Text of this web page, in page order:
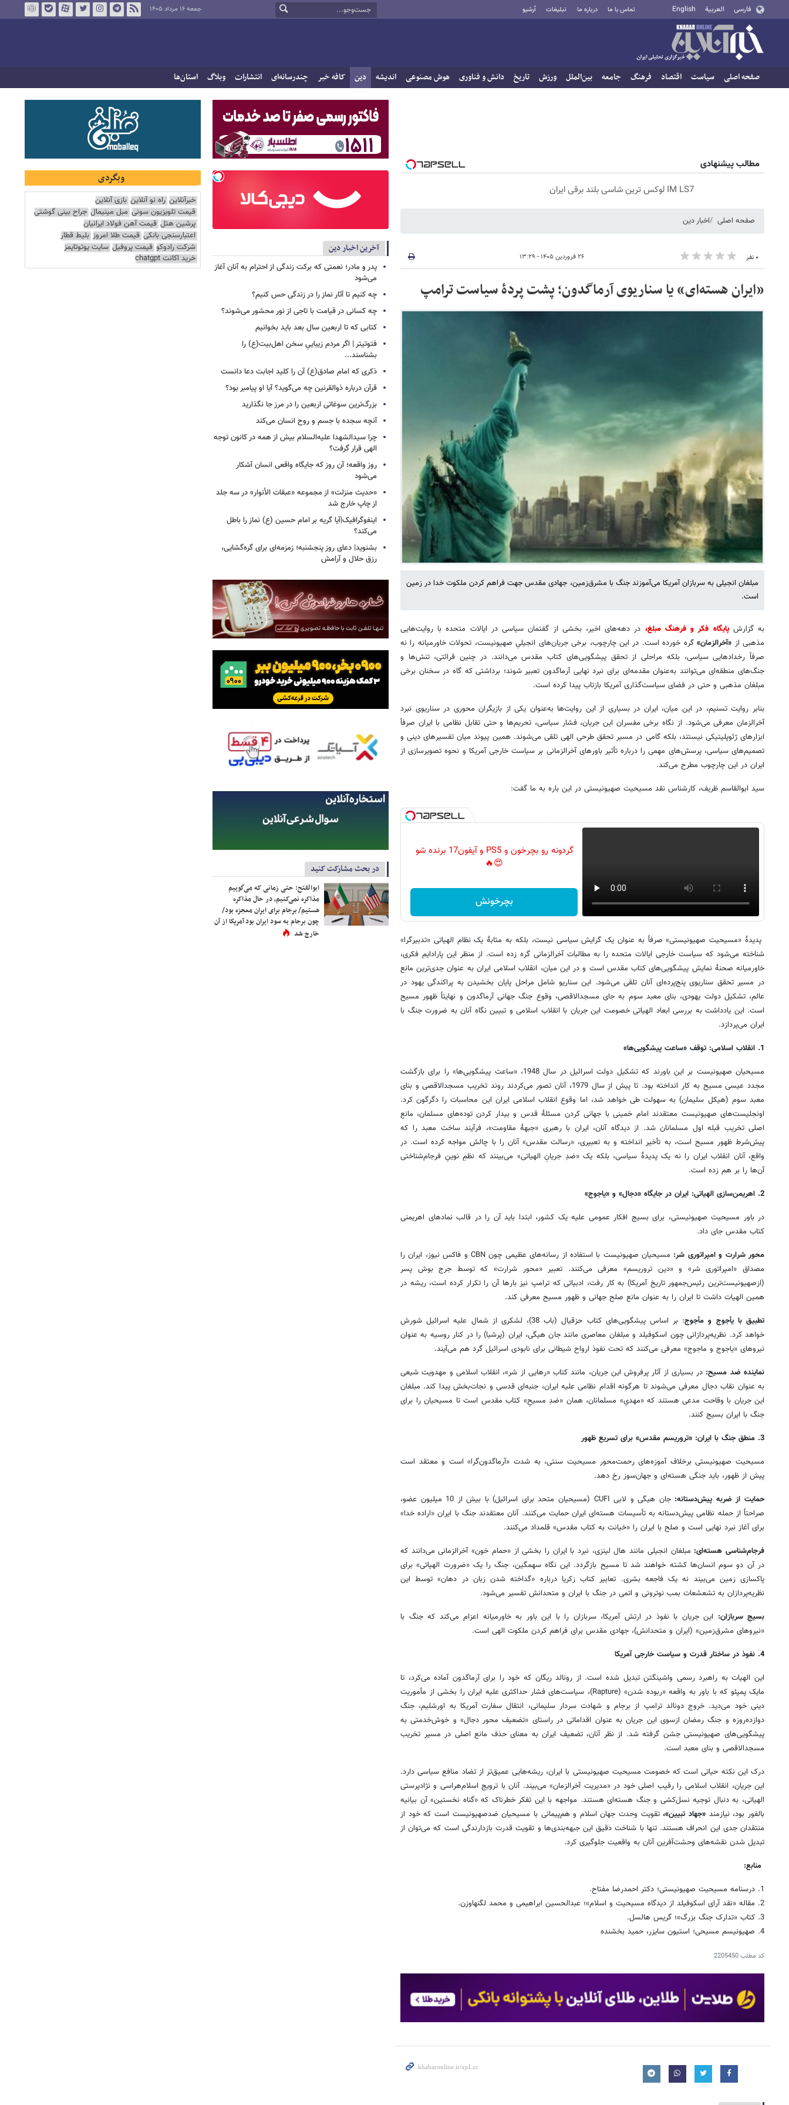
فارسی العربية English تماس با ما درباره ما تبلیغات آرشیو جمعه ۱۶ مرداد ۱۴۰۵
صفحه اصلی سیاست اقتصاد فرهنگ جامعه بین‌الملل ورزش تاریخ دانش و فناوری هوش مصنوعی اندیشه دین کافه خبر چندرسانه‌ای انتشارات وبلاگ استان‌ها
مطالب پیشنهادی
IM LS7 لوکس ترین شاسی بلند برقی ایران
صفحه اصلی اخبار دین
۰ نفر ۲۶ فروردین ۱۴۰۵ - ۱۳:۲۹
«ایران هسته‌ای» یا سناریوی آرماگدون؛ پشت پردۀ سیاست ترامپ
مبلغان انجیلی به سربازان آمریکا می‌آموزند جنگ با مشرق‌زمین، جهادی مقدس جهت فراهم کردن ملکوت خدا در زمین
است.
به گزارش پایگاه فکر و فرهنگ مبلغ، در دهه‌های اخیر، بخشی از گفتمان سیاسی در ایالات متحده با روایت‌هایی
مذهبی از «آخرالزمان»گره خورده است. در این چارچوب، برخی جریان‌های انجیلیِ صهیونیست، تحولات خاورمیانه را نه
صرفاً رخدادهایی سیاسی، بلکه مراحلی از تحقق پیشگویی‌های کتاب مقدس می‌دانند. در چنین قرائتی، تنش‌ها و
جنگ‌های منطقه‌ای می‌توانند به‌عنوان مقدمه‌ای برای نبرد نهایی آرماگدون تعبیر شوند؛ برداشتی که گاه در سخنان برخی
مبلغان مذهبی و حتی در فضای سیاست‌گذاری آمریکا بازتاب پیدا کرده است.
بنابر روایت تسنیم، در این میان، ایران در بسیاری از این روایت‌ها به‌عنوان یکی از بازیگران محوری در سناریوی نبرد
آخرالزمان معرفی می‌شود. از نگاه برخی مفسران این جریان، فشار سیاسی، تحریم‌ها و حتی تقابل نظامی با ایران صرفاً
ابزارهای ژئوپلیتیکی نیستند، بلکه گامی در مسیر تحقق طرحی الهی تلقی می‌شوند. همین پیوند میان تفسیرهای دینی و
تصمیم‌های سیاسی، پرسش‌های مهمی را درباره تأثیر باورهای آخرالزمانی بر سیاست خارجی آمریکا و نحوه تصویرسازی از
ایران در این چارچوب مطرح می‌کند.
سید ابوالقاسم ظریف، کارشناس نقد مسیحیت صهیونیستی در این باره به ما گفت:
گردونه رو بچرخون و PS5 و آیفون17 برنده شو
😍🔥
بچرخونش
پدیدۀ «مسیحیت صهیونیستی» صرفاً به عنوان یک گرایش سیاسی نیست، بلکه به مثابۀ یک نظام الهیاتی «تدبیرگرا»
شناخته می‌شود که سیاست خارجی ایالات متحده را به مطالبات آخرالزمانی گره زده است. از منظر این پارادایم فکری،
خاورمیانه صحنۀ نمایش پیشگویی‌های کتاب مقدس است و در این میان، انقلاب اسلامی ایران به عنوان جدی‌ترین مانع
در مسیر تحقق سناریوی پنج‌پرده‌ای آنان تلقی می‌شود. این سناریو شامل مراحل پایان بخشیدن به پراکندگی یهود در
عالم، تشکیل دولت یهودی، بنای معبد سوم به جای مسجدالاقصی، وقوع جنگ جهانی آرماگدون و نهایتاً ظهور مسیح
است. این یادداشت به بررسی ابعاد الهیاتی خصومت این جریان با انقلاب اسلامی و تبیین نگاه آنان به ضرورت جنگ با
ایران می‌پردازد.
1. انقلاب اسلامی: توقف «ساعت پیشگویی‌ها»
مسیحیان صهیونیست بر این باورند که تشکیل دولت اسرائیل در سال 1948، «ساعت پیشگویی‌ها» را برای بازگشت
مجدد عیسی مسیح به کار انداخته بود. تا پیش از سال 1979، آنان تصور می‌کردند روند تخریب مسجدالاقصی و بنای
معبد سوم (هیکل سلیمان) به سهولت طی خواهد شد، اما وقوع انقلاب اسلامی ایران این محاسبات را دگرگون کرد.
اونجلیست‌های صهیونیست معتقدند امام خمینی با جهانی کردن مسئلۀ قدس و بیدار کردن توده‌های مسلمان، مانع
اصلی تخریب قبله اول مسلمانان شد. از دیدگاه آنان، ایران با رهبری «جبهۀ مقاومت»، فرآیند ساخت معبد را که
پیش‌شرط ظهور مسیح است، به تأخیر انداخته و به تعبیری، «رسالت مقدس» آنان را با چالش مواجه کرده است. در
واقع، آنان انقلاب ایران را نه یک پدیدۀ سیاسی، بلکه یک «ضدِ جریانِ الهیاتی» می‌بینند که نظمِ نوینِ فرجام‌شناختی
آن‌ها را بر هم زده است.
2. اهریمن‌سازی الهیاتی: ایران در جایگاه «دجال» و «یاجوج»
در باور مسیحیت صهیونیستی، برای بسیج افکار عمومی علیه یک کشور، ابتدا باید آن را در قالب نمادهای اهریمنی
کتاب مقدس جای داد.
محور شرارت و امپراتوری شر:
مسیحیان صهیونیست با استفاده از رسانه‌های عظیمی چون CBN و فاکس نیوز، ایران را
مصداق «امپراتوری شر» و «دین تروریسم» معرفی می‌کنند. تعبیر «محور شرارت» که توسط جرج بوش پسر
(ازصهیونیست‌ترین رئیس‌جمهور تاریخ آمریکا) به کار رفت، ادبیاتی که ترامپ نیز بارها آن را تکرار کرده است، ریشه در
همین الهیات داشت تا ایران را به عنوان مانع صلح جهانی و ظهور مسیح معرفی کند.
تطبیق با یأجوج و مأجوج
: بر اساس پیشگویی‌های کتاب حزقیال (باب 38)، لشکری از شمال علیه اسرائیل شورش
خواهد کرد. نظریه‌پردازانی چون اسکوفیلد و مبلغان معاصری مانند جان هیگی، ایران (پرشیا) را در کنار روسیه به عنوان
نیروهای «یاجوج و ماجوج» معرفی می‌کنند که تحت نفوذ ارواح شیطانی برای نابودی اسرائیل گرد هم می‌آیند.
نماینده ضد مسیح: در بسیاری از آثار پرفروش این جریان، مانند کتاب «رهایی از شر»، انقلاب اسلامی و مهدویت شیعی
به عنوان نقاب دجال معرفی می‌شوند تا هرگونه اقدام نظامی علیه ایران، جنبه‌ای قدسی و نجات‌بخش پیدا کند. مبلغان
این جریان با وقاحت مدعی هستند که «مهدیِ» مسلمانان، همان «ضدِ مسیحِ» کتاب مقدس است تا مسیحیان را برای
جنگ با ایران بسیج کنند.
3. منطق جنگ با ایران: «تروریسم مقدس» برای تسریع ظهور
مسیحیت صهیونیستی برخلاف آموزه‌های رحمت‌محور مسیحیت سنتی، به شدت «آرماگدون‌گرا» است و معتقد است
پیش از ظهور، باید جنگی هسته‌ای و جهان‌سوز رخ دهد.
حمایت از ضربه پیش‌دستانه:
جان هیگی و لابی CUFI (مسیحیان متحد برای اسرائیل) با بیش از 10 میلیون عضو،
صراحتاً از حمله نظامی پیش‌دستانه به تأسیسات هسته‌ای ایران حمایت می‌کنند. آنان معتقدند جنگ با ایران «اراده خدا»
برای آغاز نبرد نهایی است و صلح با ایران را «خیانت به کتاب مقدس» قلمداد می‌کنند.
فرجام‌شناسی هسته‌ای: مبلغان انجیلی مانند هال لینزی، نبرد با ایران را بخشی از «حمام خون» آخرالزمانی می‌دانند که
در آن دو سوم انسان‌ها کشته خواهند شد تا مسیح بازگردد. این نگاه سهمگین، جنگ را یک «ضرورت الهیاتی» برای
پاکسازی زمین می‌بیند نه یک فاجعه بشری. تعابیر کتاب زکریا درباره «گداخته شدن زبان در دهان» توسط این
نظریه‌پردازان به تشعشعات بمب نوترونی و اتمی در جنگ با ایران و متحدانش تفسیر می‌شود.
بسیج سربازان: این جریان با نفوذ در ارتش آمریکا، سربازان را با این باور به خاورمیانه اعزام می‌کند که جنگ با
«نیروهای مشرق‌زمین» (ایران و متحدانش)، جهادی مقدس برای فراهم کردن ملکوت الهی است.
4. نفوذ در ساختار قدرت و سیاست خارجی آمریکا
این الهیات به راهبرد رسمی واشینگتن تبدیل شده است. از رونالد ریگان که خود را برای آرماگدون آماده می‌کرد، تا
مایک پمپئو که با باور به واقعه «ربوده شدن» (Rapture)، سیاست‌های فشار حداکثری علیه ایران را بخشی از مأموریت
دینی خود می‌دید. خروج دونالد ترامپ از برجام و شهادت سردار سلیمانی، انتقال سفارت آمریکا به اورشلیم، جنگ
دوازده‌روزه و جنگ رمضان ازسوی این جریان به عنوان اقداماتی در راستای «تضعیف محور دجال» و خوش‌خدمتی به
پیشگویی‌های صهیونیستی جشن گرفته شد. از نظر آنان، تضعیف ایران به معنای حذف مانع اصلی در مسیر تخریب
مسجدالاقصی و بنای معبد است.
درک این نکته حیاتی است که خصومت مسیحیت صهیونیستی با ایران، ریشه‌هایی عمیق‌تر از تضاد منافع سیاسی دارد.
این جریان، انقلاب اسلامی را رقیب اصلی خود در «مدیریت آخرالزمان» می‌بیند. آنان با ترویج اسلام‌هراسی و نژادپرستی
الهیاتی، به دنبال توجیه نسل‌کشی و جنگ هسته‌ای هستند. مواجهه با این تفکر خطرناک که «گناه نخستین» آن بیانیه
بالفور بود، نیازمند «جهاد تبیین»، تقویت وحدت جهان اسلام و هم‌پیمانی با مسیحیان ضدصهیونیست است که خود از
منتقدان جدی این انحراف هستند. تنها با شناخت دقیق این جبهه‌بندی‌ها و تقویت قدرت بازدارندگی است که می‌توان از
تبدیل شدن نقشه‌های وحشت‌آفرین آنان به واقعیت جلوگیری کرد.
منابع:
1. درسنامه مسیحیت صهیونیستی؛ دکتر احمدرضا مفتاح.
2. مقاله «نقد آرای اسکوفیلد از دیدگاه مسیحیت و اسلام»؛ عبدالحسین ابراهیمی و محمد لگنهاوزن.
3. کتاب «تدارک جنگ بزرگ»؛ گریس هالسل.
4. صهیونیسم مسیحی؛ استیون سایزر، حمید بخشنده
کد مطلب2205450
آخرین اخبار دین
پدر و مادر؛ نعمتی که برکت زندگی از احترام به آنان آغاز
می‌شود
چه کنیم تا آثار نماز را در زندگی حس کنیم؟
چه کسانی در قیامت با تاجی از نور محشور می‌شوند؟
کتابی که تا اربعین سال بعد باید بخوانیم
فتوتیتر | اگر مردم زیباییِ سخن اهل‌بیت(ع) را
بشناسند...
ذکری که امام صادق(ع) آن را کلید اجابت دعا دانست
قرآن درباره ذوالقرنین چه می‌گوید؟ آیا او پیامبر بود؟
بزرگ‌ترین سوغاتی اربعین را در مرز جا نگذارید
آنچه سجده با جسم و روح انسان می‌کند
چرا سیدالشهدا علیه‌السلام بیش از همه در کانون توجه
الهی قرار گرفت؟
روز واقعه؛ آن روز که جایگاه واقعی انسان آشکار
می‌شود
«حدیث منزلت» از مجموعه «عبقات الأنوار» در سه جلد
از چاپ خارج شد
اینفوگرافیک|آیا گریه بر امام حسین (ع) نماز را باطل
می‌کند؟
بشنوید| دعای روز پنجشنبه؛ زمزمه‌ای برای گره‌گشایی،
رزق حلال و آرامش
در بحث مشارکت کنید
ابوالفتح: حتی زمانی که می‌گوییم
مذاکره نمی‌کنیم، در حال مذاکره
هستیم/ برجام برای ایران معجزه بود/
چون برجام به سود ایران بود آمریکا از آن
خارج شد
وبگردی
خبرآنلاین راه نو آنلاین بازی آنلاین
قیمت تلویزیون سونی مبل مینیمال جراح بینی گوشتی
پرشین هتل قیمت آهن فولاد ایرانیان
اعتبارسنجی بانکی قیمت طلا امروز بلیط قطار
شرکت رادوکو قیمت پروفیل سایت یوتوتایمز
خرید اکانت chatgpt